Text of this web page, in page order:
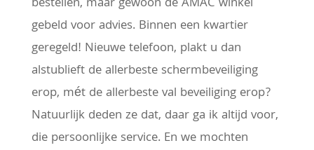
bestellen, maar gewoon de AMAC winkel
gebeld voor advies. Binnen een kwartier
geregeld! Nieuwe telefoon, plakt u dan
alstublieft de allerbeste schermbeveiliging
erop, mét de allerbeste val beveiliging erop?
Natuurlijk deden ze dat, daar ga ik altijd voor,
die persoonlijke service. En we mochten